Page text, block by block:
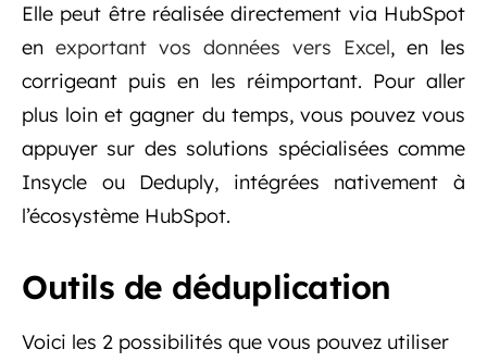
Elle peut être réalisée directement via HubSpot
en exportant vos données vers Excel, en les
corrigeant puis en les réimportant. Pour aller
plus loin et gagner du temps, vous pouvez vous
appuyer sur des solutions spécialisées comme
Insycle ou Deduply, intégrées nativement à
l’écosystème HubSpot.
Outils de déduplication
Voici les 2 possibilités que vous pouvez utiliser